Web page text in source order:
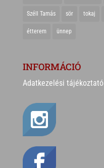
Széll Tamás sör tokaj
étterem ünnep
INFORMÁCIÓ
Adatkezelési tájékoztató